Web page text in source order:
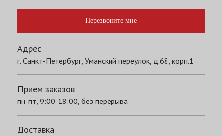
Перезвоните мне
Адрес
г. Санкт-Петербург, Уманский переулок, д.68, корп.1
Прием заказов
пн-пт, 9:00-18:00, без перерыва
Доставка